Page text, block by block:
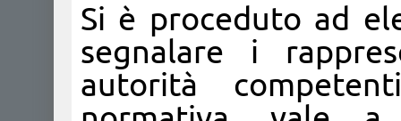
Si è proceduto ad
segnalare i
autorità